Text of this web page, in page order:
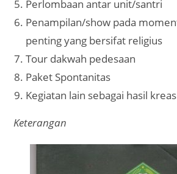
Perlombaan antar unit/santri
Penampilan/show pada
penting yang bersifat religius
Tour dakwah pedesaan
Paket Spontanitas
Kegiatan lain sebagai hasil
Keterangan